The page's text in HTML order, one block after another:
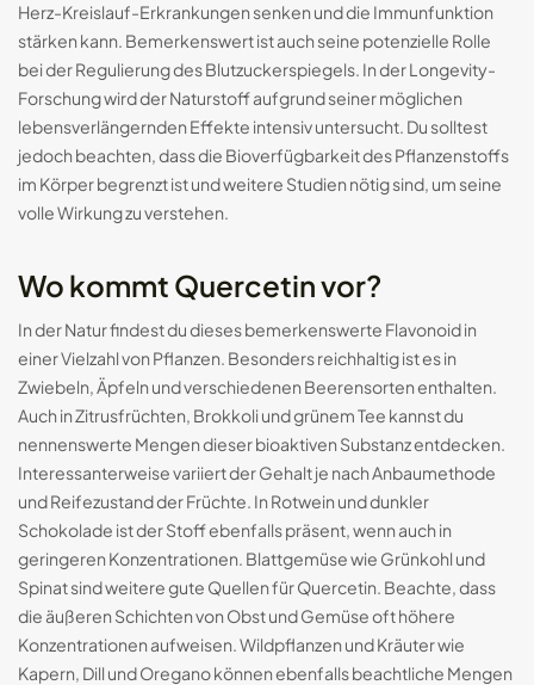
Herz-Kreislauf-Erkrankungen senken und die Immunfunktion
stärken kann. Bemerkenswert ist auch seine potenzielle Rolle
bei der Regulierung des Blutzuckerspiegels. In der Longevity-
Forschung wird der Naturstoff aufgrund seiner möglichen
lebensverlängernden Effekte intensiv untersucht. Du solltest
jedoch beachten, dass die Bioverfügbarkeit des Pflanzenstoffs
im Körper begrenzt ist und weitere Studien nötig sind, um seine
volle Wirkung zu verstehen.
Wo kommt Quercetin vor?
In der Natur findest du dieses bemerkenswerte Flavonoid in
einer Vielzahl von Pflanzen. Besonders reichhaltig ist es in
Zwiebeln, Äpfeln und verschiedenen Beerensorten enthalten.
Auch in Zitrusfrüchten, Brokkoli und grünem Tee kannst du
nennenswerte Mengen dieser bioaktiven Substanz entdecken.
Interessanterweise variiert der Gehalt je nach Anbaumethode
und Reifezustand der Früchte. In Rotwein und dunkler
Schokolade ist der Stoff ebenfalls präsent, wenn auch in
geringeren Konzentrationen. Blattgemüse wie Grünkohl und
Spinat sind weitere gute Quellen für Quercetin. Beachte, dass
die äußeren Schichten von Obst und Gemüse oft höhere
Konzentrationen aufweisen. Wildpflanzen und Kräuter wie
Kapern, Dill und Oregano können ebenfalls beachtliche Mengen